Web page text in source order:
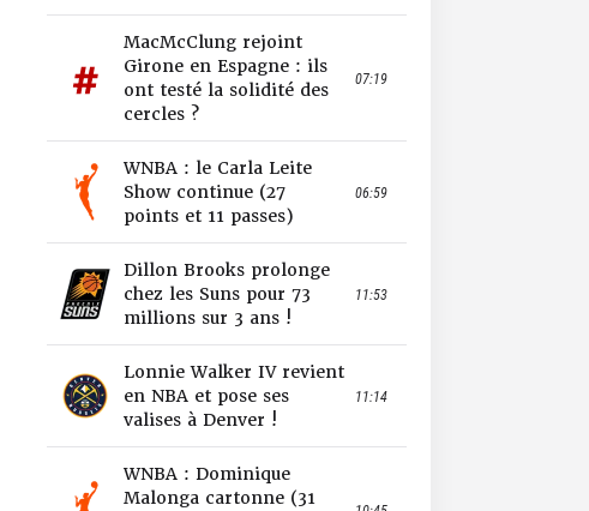
MacMcClung rejoint
Girone en Espagne : ils
ont testé la solidité des
cercles ?
07:19
WNBA : le Carla Leite
Show continue (27
points et 11 passes)
06:59
Dillon Brooks prolonge
chez les Suns pour 73
millions sur 3 ans !
11:53
Lonnie Walker IV revient
en NBA et pose ses
valises à Denver !
11:14
WNBA : Dominique
Malonga cartonne (31